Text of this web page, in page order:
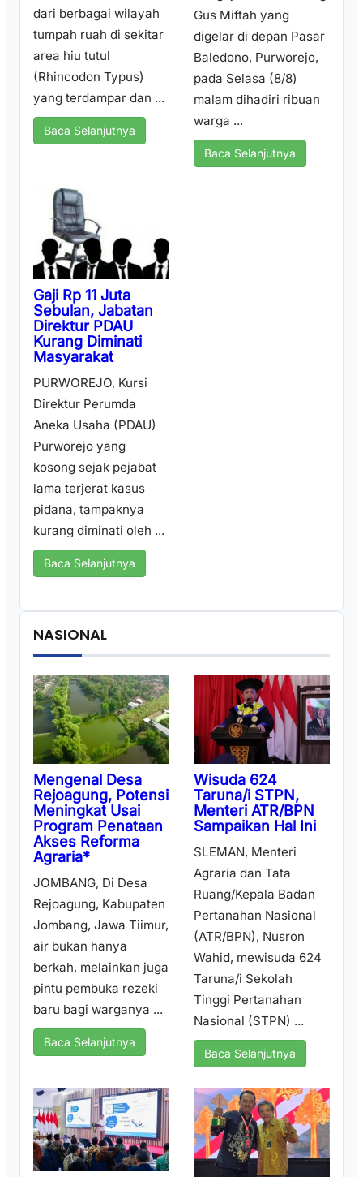
dari berbagai wilayah
tumpah ruah di sekitar
area hiu tutul
(Rhincodon Typus)
yang terdampar dan ...
Baca Selanjutnya
Gus Miftah yang
digelar di depan Pasar
Baledono, Purworejo,
pada Selasa (8/8)
malam dihadiri ribuan
warga ...
Baca Selanjutnya
Gaji Rp 11 Juta
Sebulan, Jabatan
Direktur PDAU
Kurang Diminati
Masyarakat
PURWOREJO, Kursi
Direktur Perumda
Aneka Usaha (PDAU)
Purworejo yang
kosong sejak pejabat
lama terjerat kasus
pidana, tampaknya
kurang diminati oleh ...
Baca Selanjutnya
NASIONAL
Mengenal Desa
Rejoagung, Potensi
Meningkat Usai
Program Penataan
Akses Reforma
Agraria*
JOMBANG, Di Desa
Rejoagung, Kabupaten
Jombang, Jawa Tiimur,
air bukan hanya
berkah, melainkan juga
pintu pembuka rezeki
baru bagi warganya ...
Baca Selanjutnya
Wisuda 624
Taruna/i STPN,
Menteri ATR/BPN
Sampaikan Hal Ini
SLEMAN, Menteri
Agraria dan Tata
Ruang/Kepala Badan
Pertanahan Nasional
(ATR/BPN), Nusron
Wahid, mewisuda 624
Taruna/i Sekolah
Tinggi Pertanahan
Nasional (STPN) ...
Baca Selanjutnya